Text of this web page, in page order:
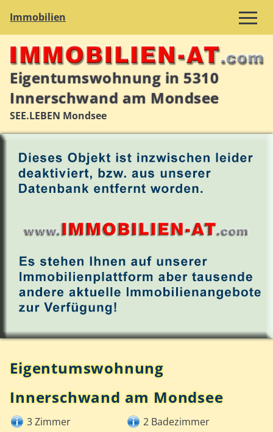
Immobilien
Eigentumswohnung in 5310
Innerschwand am Mondsee
SEE.LEBEN Mondsee
Eigentumswohnung
Innerschwand am Mondsee
3 Zimmer
2 Badezimmer